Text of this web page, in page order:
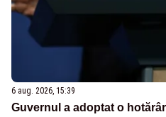
6 aug. 2026, 15:39
Guvernul a adoptat o